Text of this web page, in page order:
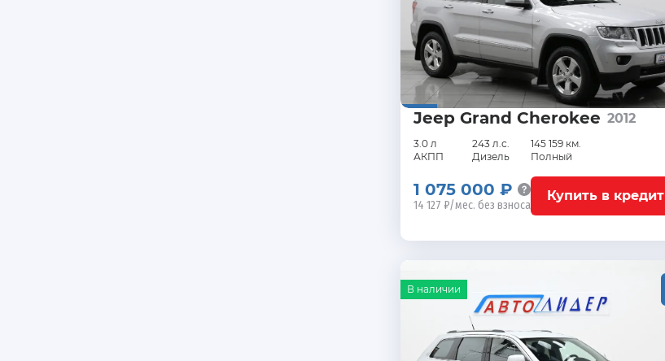
Jeep Grand Cherokee 2012
3.0 л 243 л.с.
145 159 км.
АКПП
Дизель Полный
Купить в кредит
1 075 000 ₽
14 127 ₽/мес. без взноса
В наличии